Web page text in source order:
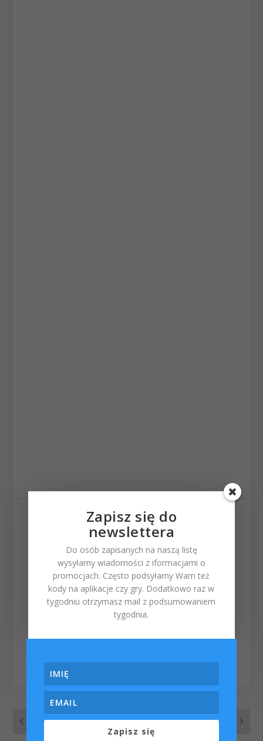
UDOSTĘPNIJ:
Powiązane tagi z tym
wpisem:
iOS 8.3|ipad|iphone|ipod
POPRZEDNI NASTĘPNY
Zapisz się do
newslettera
Do osób zapisanych na naszą listę
wysyłamy wiadomości z iformacjami o
promocjach. Często podsyłamy Wam też
kody na aplikacje czy gry. Dodatkowo raz w
tygodniu otrzymasz mail z podsumowaniem
tygodnia.
Zapisz się